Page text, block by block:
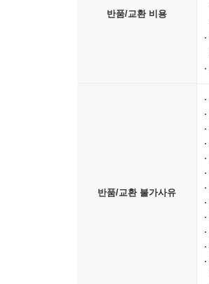
반품/교환 비용
반품/교환 불가사유